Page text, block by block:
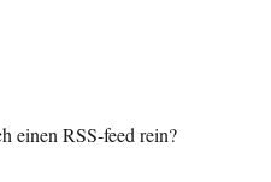
einen RSS-feed rein?